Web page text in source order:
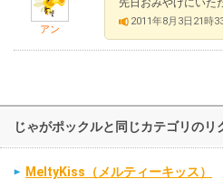
アン
先日おみやげにいた
2011年8月3日21時
じゃがポックルと同じカテゴリのリ
MeltyKiss（メルティーキッス）